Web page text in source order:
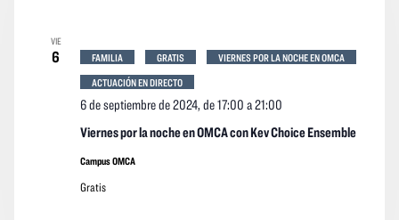
VIE
6
Viernes por la noche en OMCA con Kev Choice Ensemble
6 de septiembre de 2024, de 17:00 a21:00
FAMILIA GRATIS
VIERNES POR LA NOCHE EN OMCA
ACTUACIÓN EN DIRECTO
Campus OMCA
Gratis